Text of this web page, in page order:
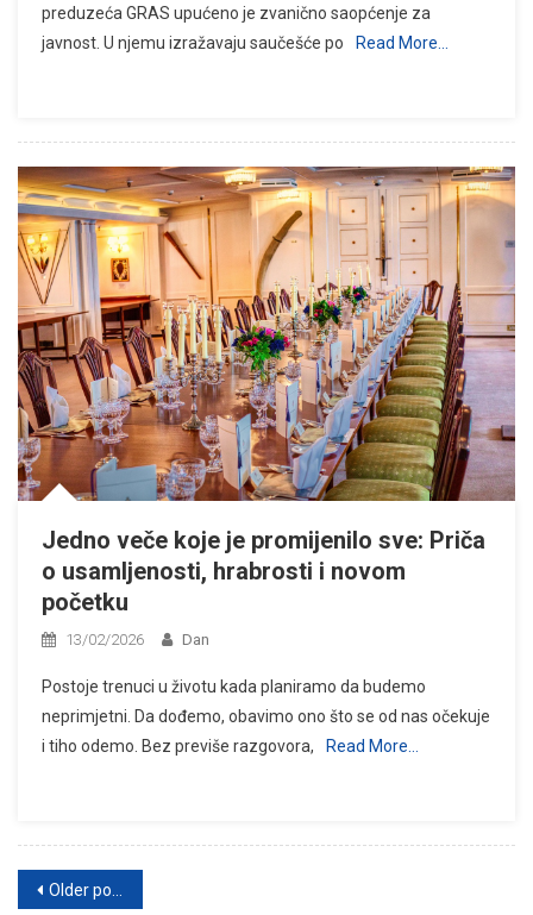
preduzeća GRAS upućeno je zvanično saopćenje za
javnost. U njemu izražavaju saučešće po
Read More…
Jedno veče koje je promijenilo sve: Priča
o usamljenosti, hrabrosti i novom
početku
13/02/2026 Dan
Postoje trenuci u životu kada planiramo da budemo
neprimjetni. Da dođemo, obavimo ono što se od nas očekuje
i tiho odemo. Bez previše razgovora,
Read More…
Posts
Older posts